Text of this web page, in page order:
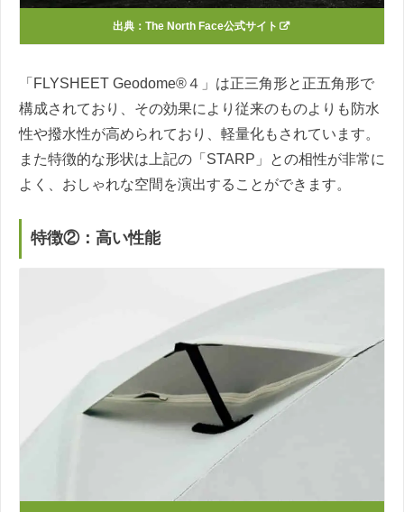
出典：The North Face公式サイト
「FLYSHEET Geodome®４」は正三角形と正五角形で
構成されており、その効果により従来のものよりも防水
性や撥水性が高められており、軽量化もされています。
また特徴的な形状は上記の「STARP」との相性が非常に
よく、おしゃれな空間を演出することができます。
特徴②：高い性能